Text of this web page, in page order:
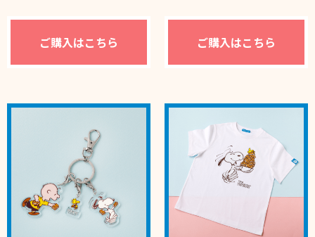
ご購入はこちら ご購入はこちら